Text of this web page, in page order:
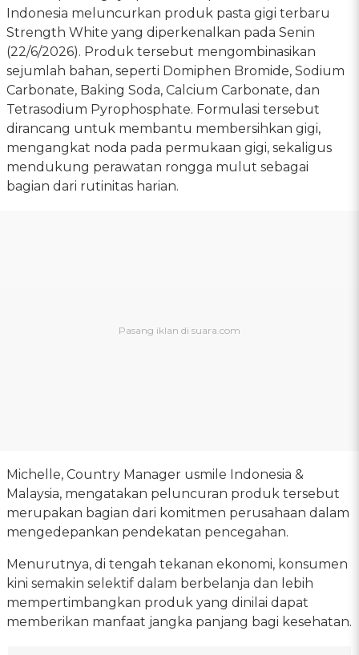
Indonesia meluncurkan produk pasta gigi terbaru
Strength White yang diperkenalkan pada Senin
(22/6/2026). Produk tersebut mengombinasikan
sejumlah bahan, seperti Domiphen Bromide, Sodium
Carbonate, Baking Soda, Calcium Carbonate, dan
Tetrasodium Pyrophosphate. Formulasi tersebut
dirancang untuk membantu membersihkan gigi,
mengangkat noda pada permukaan gigi, sekaligus
mendukung perawatan rongga mulut sebagai
bagian dari rutinitas harian.
Michelle, Country Manager usmile Indonesia &
Malaysia, mengatakan peluncuran produk tersebut
merupakan bagian dari komitmen perusahaan dalam
mengedepankan pendekatan pencegahan.
Menurutnya, di tengah tekanan ekonomi, konsumen
kini semakin selektif dalam berbelanja dan lebih
mempertimbangkan produk yang dinilai dapat
memberikan manfaat jangka panjang bagi kesehatan.